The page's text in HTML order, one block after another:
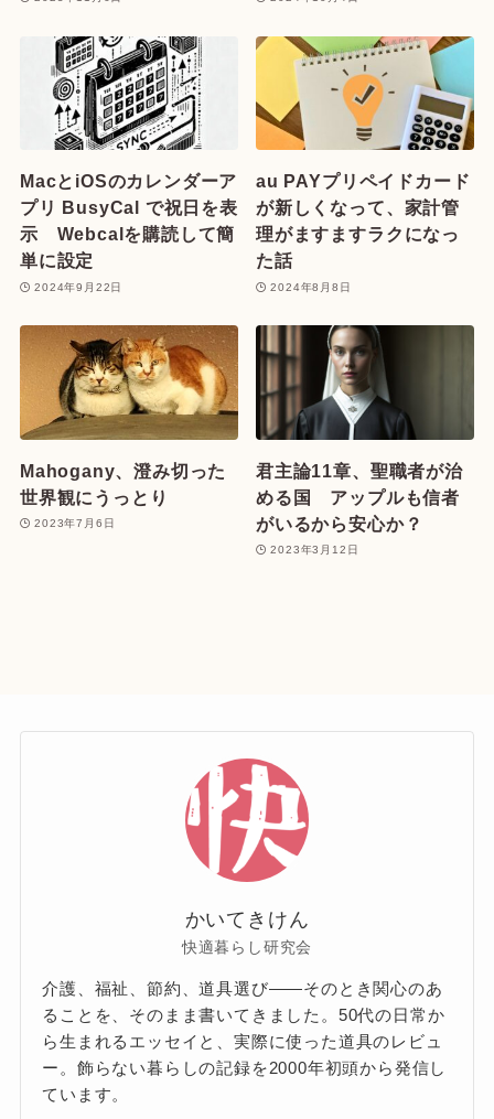
MacとiOSのカレンダーア
プリ BusyCal で祝日を表
示 Webcalを購読して簡
単に設定
2024年9月22日
au PAYプリペイドカード
が新しくなって、家計管
理がますますラクになっ
た話
2024年8月8日
Mahogany、澄み切った
世界観にうっとり
2023年7月6日
君主論11章、聖職者が治
める国 アップルも信者
がいるから安心か？
2023年3月12日
かいてきけん
快適暮らし研究会
介護、福祉、節約、道具選び——そのとき関心のあ
ることを、そのまま書いてきました。50代の日常か
ら生まれるエッセイと、実際に使った道具のレビュ
ー。飾らない暮らしの記録を2000年初頭から発信し
ています。